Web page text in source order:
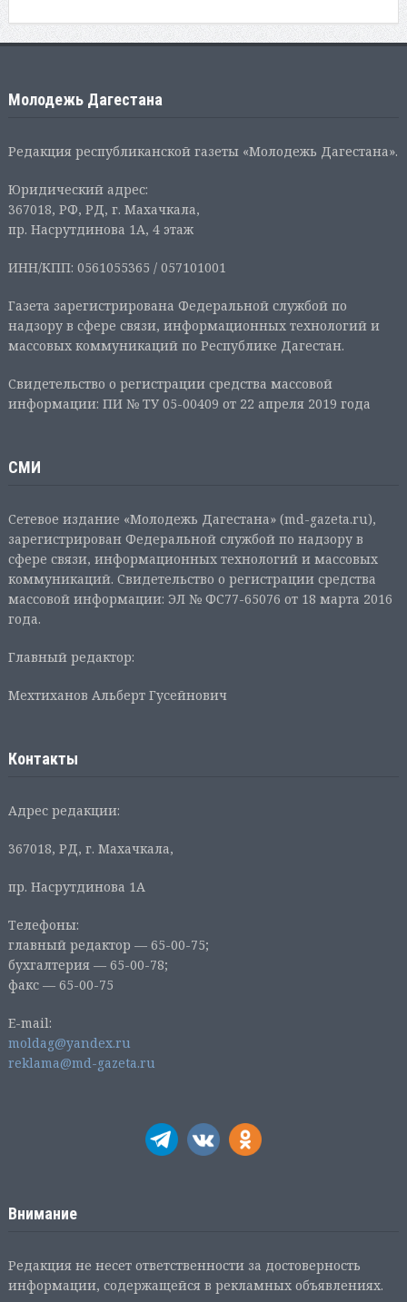
Молодежь Дагестана
Редакция республиканской газеты «Молодежь Дагестана».
Юридический адрес:
367018, РФ, РД, г. Махачкала,
пр. Насрутдинова 1А, 4 этаж
ИНН/КПП: 0561055365 / 057101001
Газета зарегистрирована Федеральной службой по
надзору в сфере связи, информационных технологий и
массовых коммуникаций по Республике Дагестан.
Свидетельство о регистрации средства массовой
информации: ПИ № ТУ 05-00409 от 22 апреля 2019 года
СМИ
Сетевое издание «Молодежь Дагестана» (md-gazeta.ru),
зарегистрирован Федеральной службой по надзору в
сфере связи, информационных технологий и массовых
коммуникаций. Свидетельство о регистрации средства
массовой информации: ЭЛ № ФС77-65076 от 18 марта 2016
года.
Главный редактор:
Мехтиханов Альберт Гусейнович
Контакты
Адрес редакции:
367018, РД, г. Махачкала,
пр. Насрутдинова 1А
Телефоны:
главный редактор — 65-00-75;
бухгалтерия — 65-00-78;
факс — 65-00-75
E-mail:
moldag@yandex.ru
reklama@md-gazeta.ru
Внимание
Редакция не несет ответственности за достоверность
информации, содержащейся в рекламных объявлениях.